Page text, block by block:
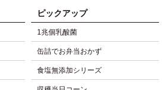
ピックアップ
1兆個乳酸菌
缶詰でお弁当おかず
食塩無添加シリーズ